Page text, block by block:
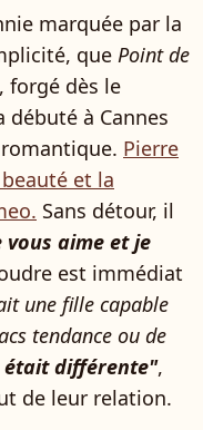
marquée par la
que Point de
forgé dès le
à Cannes
Pierre
et la
Sans détour, il
vous aime et je
est immédiat
une fille capable
tendance ou de
était différente",
de leur relation.